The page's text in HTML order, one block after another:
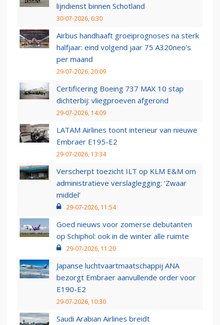
lijndienst binnen Schotland
30-07-2026, 6:30
Airbus handhaaft groeiprognoses na sterk
halfjaar: eind volgend jaar 75 A320neo’s
per maand
29-07-2026, 20:09
Certificering Boeing 737 MAX 10 stap
dichterbij: vliegproeven afgerond
29-07-2026, 14:09
LATAM Airlines toont interieur van nieuwe
Embraer E195-E2
29-07-2026, 13:34
Verscherpt toezicht ILT op KLM E&M om
administratieve verslaglegging: ‘Zwaar
middel’
29-07-2026, 11:54
Goed nieuws voor zomerse debutanten
op Schiphol: ook in de winter alle ruimte
29-07-2026, 11:20
Japanse luchtvaartmaatschappij ANA
bezorgt Embraer aanvullende order voor
E190-E2
29-07-2026, 10:30
Saudi Arabian Airlines breidt